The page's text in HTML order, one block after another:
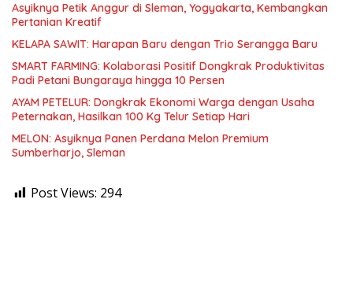
Asyiknya Petik Anggur di Sleman, Yogyakarta, Kembangkan
Pertanian Kreatif
KELAPA SAWIT: Harapan Baru dengan Trio Serangga Baru
SMART FARMING: Kolaborasi Positif Dongkrak Produktivitas
Padi Petani Bungaraya hingga 10 Persen
AYAM PETELUR: Dongkrak Ekonomi Warga dengan Usaha
Peternakan, Hasilkan 100 Kg Telur Setiap Hari
MELON: Asyiknya Panen Perdana Melon Premium
Sumberharjo, Sleman
Post Views: 294